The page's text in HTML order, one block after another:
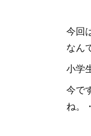
今回
なん
小学
今で
ね。